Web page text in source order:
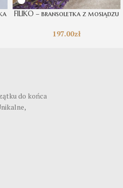
FILIKO – bransoletka z mosiądzu
197.00zł
do końca